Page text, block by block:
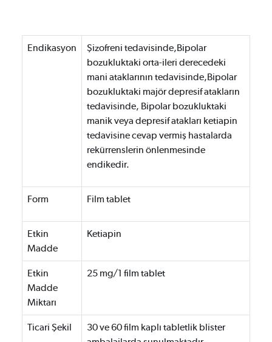
Endikasyon
Şizofreni tedavisinde,Bipolar
bozukluktaki orta-ileri derecedeki
mani ataklarının tedavisinde,Bipolar
bozukluktaki majör depresif atakların
tedavisinde, Bipolar bozukluktaki
manik veya depresif atakları ketiapin
tedavisine cevap vermiş hastalarda
rekürrenslerin önlenmesinde
endikedir.
Form Film tablet
Etkin
Madde
Ketiapin
Etkin
Madde
Miktarı
25 mg/1 film tablet
Ticari Şekil
30 ve 60 film kaplı tabletlik blister